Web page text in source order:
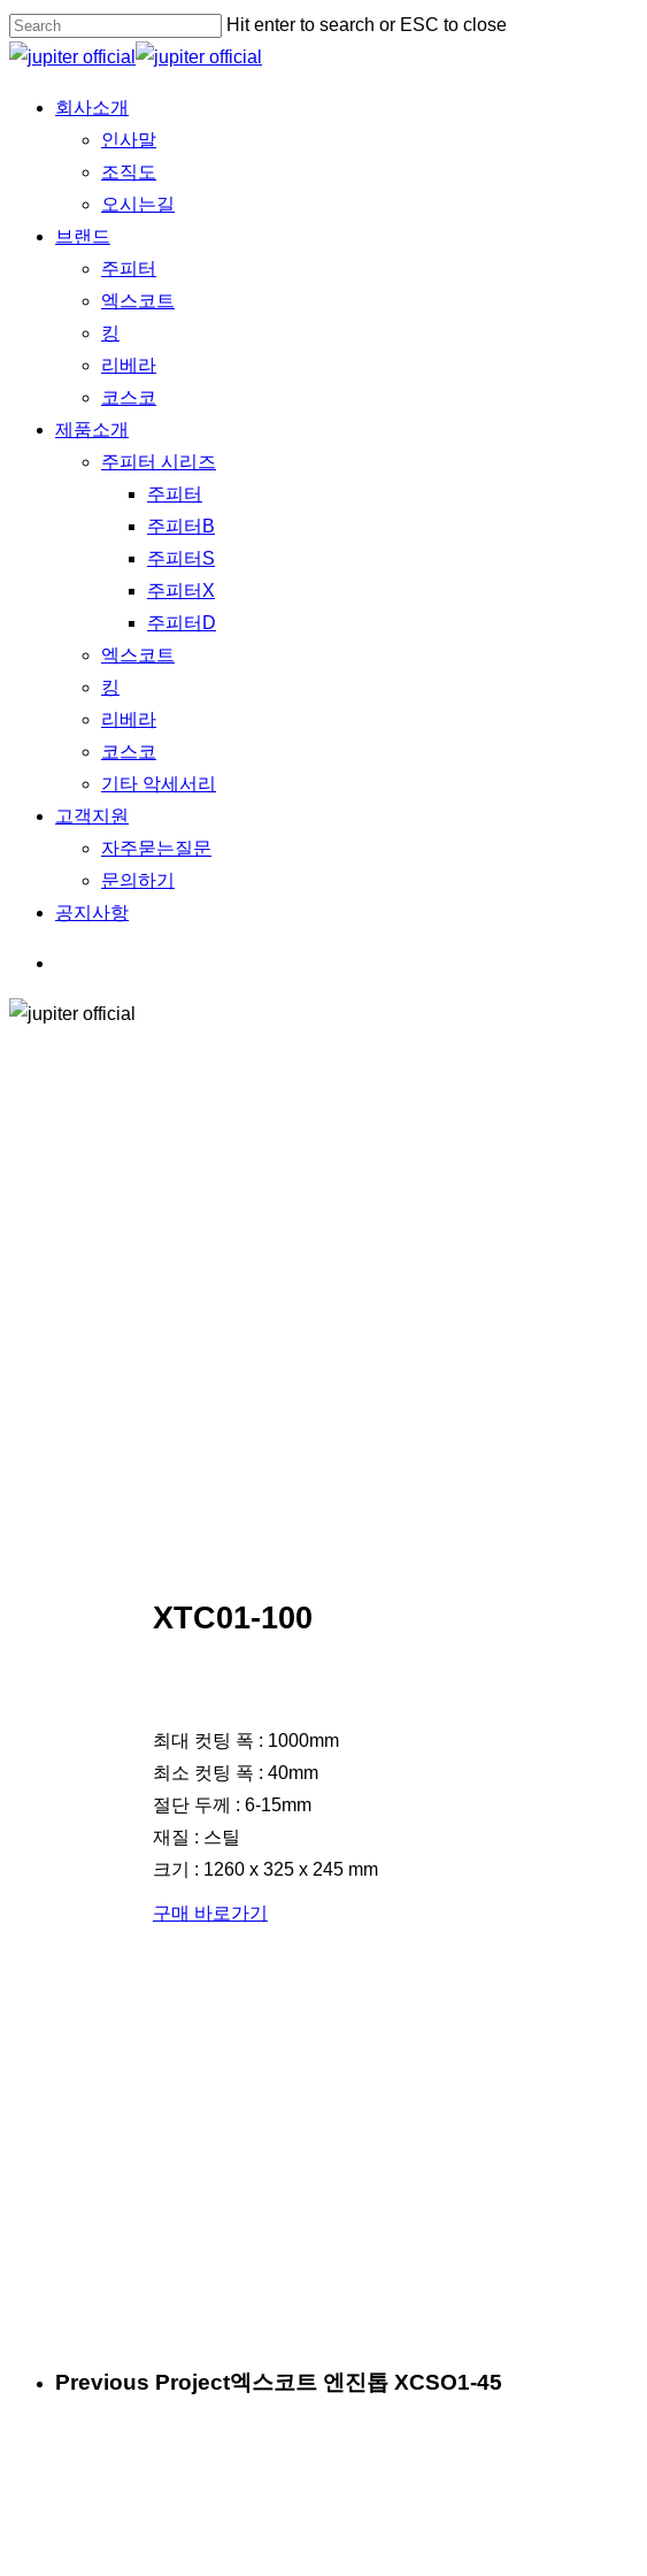
Skip
to
content
Hit enter to search or ESC to close
Close
Menu
회사소개
인사말
조직도
오시는길
브랜드
주피터
엑스코트
킹
리베라
코스코
제품소개
주피터 시리즈
주피터
주피터B
주피터S
주피터X
주피터D
엑스코트
킹
리베라
코스코
기타 악세서리
고객지원
자주묻는질문
문의하기
공지사항
XTC01-100
최대 컷팅 폭 : 1000mm
최소 컷팅 폭 : 40mm
절단 두께 : 6-15mm
재질 : 스틸
크기 : 1260 x 325 x 245 mm
구매 바로가기
Previous Project엑스코트 엔진톱 XCSO1-45